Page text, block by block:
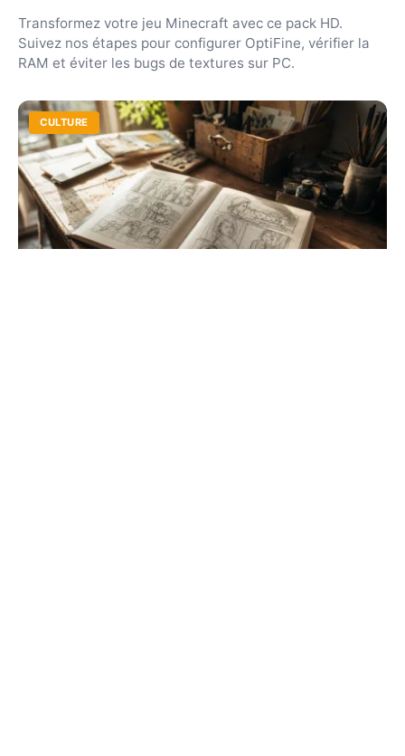
Transformez votre jeu Minecraft avec ce pack HD.
Suivez nos étapes pour configurer OptiFine, vérifier la
RAM et éviter les bugs de textures sur PC.
CULTURE